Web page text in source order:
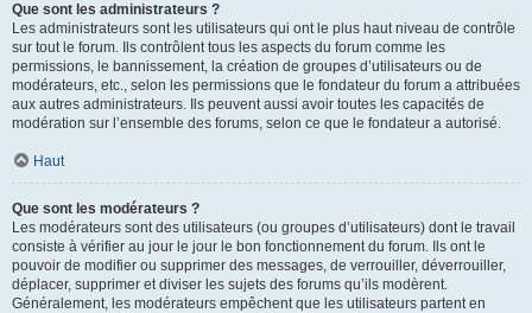
Que sont les administrateurs ?
Les administrateurs sont les utilisateurs qui ont le plus haut niveau de contrôle
sur tout le forum. Ils contrôlent tous les aspects du forum comme les
permissions, le bannissement, la création de groupes d’utilisateurs ou de
modérateurs, etc., selon les permissions que le fondateur du forum a attribuées
aux autres administrateurs. Ils peuvent aussi avoir toutes les capacités de
modération sur l’ensemble des forums, selon ce que le fondateur a autorisé.
Haut
Que sont les modérateurs ?
Les modérateurs sont des utilisateurs (ou groupes d’utilisateurs) dont le travail
consiste à vérifier au jour le jour le bon fonctionnement du forum. Ils ont le
pouvoir de modifier ou supprimer des messages, de verrouiller, déverrouiller,
déplacer, supprimer et diviser les sujets des forums qu’ils modèrent.
Généralement, les modérateurs empêchent que les utilisateurs partent en